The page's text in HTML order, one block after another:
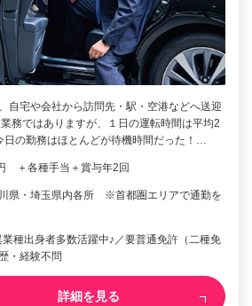
自宅や会社から訪問先・駅・空港などへ送迎
務ではありますが、１日の運転時間は平均2
日の勤務はほとんどが待機時間だった！…
＋各種手当＋賞与年2回
県・埼玉県内各所 ※首都圏エリアで通勤を
種出身者多数活躍中♪／要普通免許（二種免
・経験不問
詳細を見る